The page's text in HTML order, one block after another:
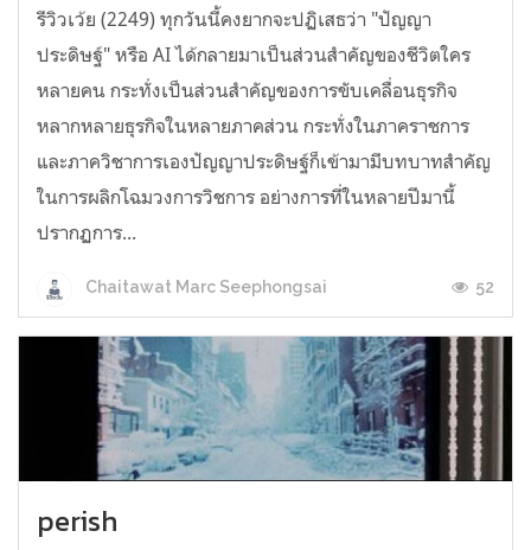
รีวิวเว้ย (2249) ทุกวันนี้คงยากจะปฏิเสธว่า "ปัญญา
ประดิษฐ์" หรือ AI ได้กลายมาเป็นส่วนสำคัญของชีวิตใคร
หลายคน กระทั่งเป็นส่วนสำคัญของการขับเคลื่อนธุรกิจ
หลากหลายธุรกิจในหลายภาคส่วน กระทั่งในภาคราชการ
และภาควิชาการเองปัญญาประดิษฐ์ก็เข้ามามีบทบาทสำคัญ
ในการผลิกโฉมวงการวิชการ อย่างการที่ในหลายปีมานี้
ปรากฏการ...
Chaitawat Marc Seephongsai 52
perish